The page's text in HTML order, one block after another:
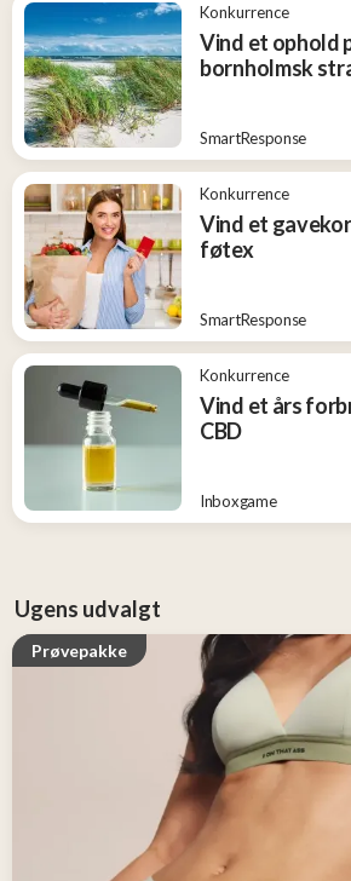
Konkurrence
Vind et ophold
bornholmsk
SmartResponse
Konkurrence
Vind et
føtex
SmartResponse
Konkurrence
Vind et års
CBD
Inboxgame
Ugens udvalgt
Prøvepakke